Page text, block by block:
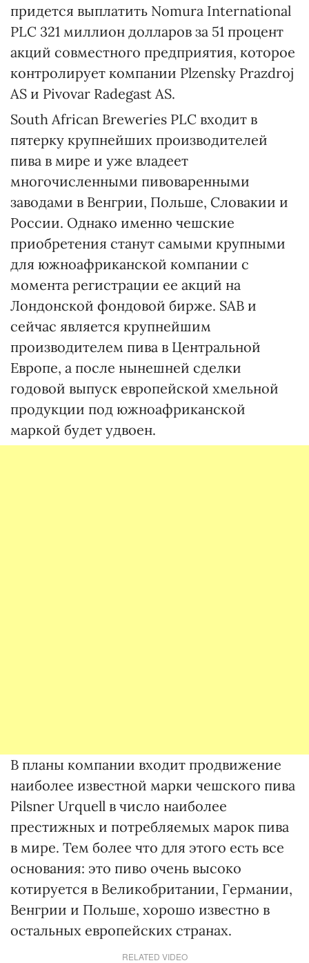
придется выплатить Nomura International
PLC 321 миллион долларов за 51 процент
акций совместного предприятия, которое
контролирует компании Plzensky Prazdroj
AS и Pivovar Radegast AS.
South African Breweries PLC входит в
пятерку крупнейших производителей
пива в мире и уже владеет
многочисленными пивоваренными
заводами в Венгрии, Польше, Словакии и
России. Однако именно чешские
приобретения станут самыми крупными
для южноафриканской компании с
момента регистрации ее акций на
Лондонской фондовой бирже. SAB и
сейчас является крупнейшим
производителем пива в Центральной
Европе, а после нынешней сделки
годовой выпуск европейской хмельной
продукции под южноафриканской
маркой будет удвоен.
В планы компании входит продвижение
наиболее известной марки чешского пива
Pilsner Urquell в число наиболее
престижных и потребляемых марок пива
в мире. Тем более что для этого есть все
основания: это пиво очень высоко
котируется в Великобритании, Германии,
Венгрии и Польше, хорошо известно в
остальных европейских странах.
RELATED VIDEO